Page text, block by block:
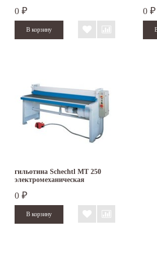
0 ₽ 0 ₽
гильотина Schechtl MT 250
электромеханическая
0 ₽